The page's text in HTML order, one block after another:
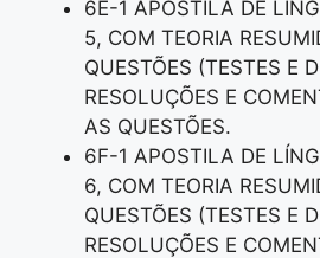
6E-1 APOSTILA DE
5, COM TEORIA
QUESTÕES (TESTES E
RESOLUÇÕES E
AS QUESTÕES.
6F-1 APOSTILA DE
6, COM TEORIA
QUESTÕES (TESTES E
RESOLUÇÕES E